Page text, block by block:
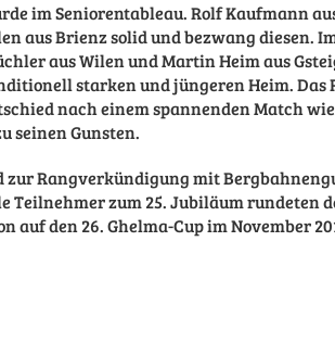
im Seniorentableau. Rolf Kaufmann
aus Brienz solid und bezwang diesen.
aus Wilen und Martin Heim aus
starken und jüngeren Heim. Das
nach einem spannenden Match
seinen Gunsten.
zur Rangverkündigung mit
Teilnehmer zum 25. Jubiläum rundeten
auf den 26. Ghelma-Cup im November